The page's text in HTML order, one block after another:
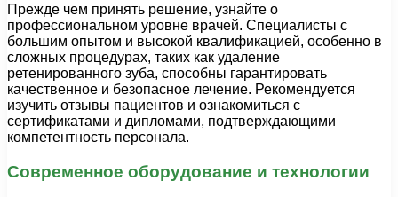
Прежде чем принять решение, узнайте о
профессиональном уровне врачей. Специалисты с
большим опытом и высокой квалификацией, особенно в
сложных процедурах, таких как удаление
ретенированного зуба, способны гарантировать
качественное и безопасное лечение. Рекомендуется
изучить отзывы пациентов и ознакомиться с
сертификатами и дипломами, подтверждающими
компетентность персонала.
Современное оборудование и технологии